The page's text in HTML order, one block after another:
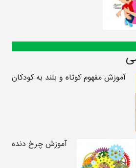
آموزش مفهوم کوتاه و بلند به کودکان
آموزش چرخ دنده